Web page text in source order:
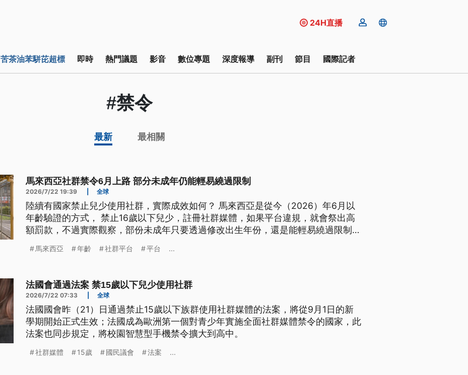
24H直播
苦茶油苯駢芘超標 即時 熱門議題 影音 數位專題 深度報導 副刊 節目 國際記者
#禁令
最新 最相關
馬來西亞社群禁令6月上路 部分未成年仍能輕易繞過限制
2026/7/22 19:39 全球
陸續有國家禁止兒少使用社群，實際成效如何？ 馬來西亞是從今（2026）年6月以
年齡驗證的方式， 禁止16歲以下兒少，註冊社群媒體，如果平台違規，就會祭出高
額罰款，不過實際觀察，部份未成年只要透過修改出生年份，還是能輕易繞過限制，
馬來西亞 年齡 社群平台 平台 ...
法國會通過法案 禁15歲以下兒少使用社群
2026/7/22 07:33 全球
法國國會昨（21）日通過禁止15歲以下族群使用社群媒體的法案，將從9月1日的新
學期開始正式生效；法國成為歐洲第一個對青少年實施全面社群媒體禁令的國家，此
法案也同步規定，將校園智慧型手機禁令擴大到高中。
社群媒體 15歲 國民議會 法案 ...